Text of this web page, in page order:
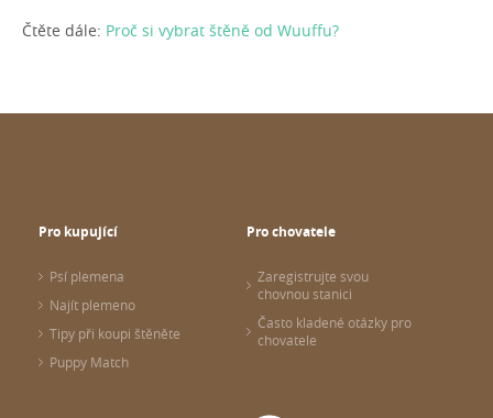
Čtěte dále: Proč si vybrat štěně od Wuuffu?
Pro kupující
Psí plemena
Najít plemeno
Tipy při koupi štěněte
Puppy Match
Pro chovatele
Zaregistrujte svou
chovnou stanici
Často kladené otázky pro
chovatele